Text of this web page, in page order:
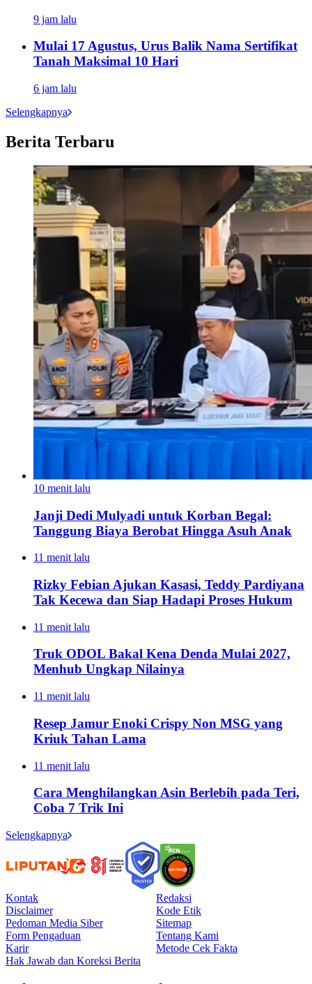
9 jam lalu
Mulai 17 Agustus, Urus Balik Nama Sertifikat
Tanah Maksimal 10 Hari
6 jam lalu
Selengkapnya
Berita Terbaru
10 menit lalu
Janji Dedi Mulyadi untuk Korban Begal:
Tanggung Biaya Berobat Hingga Asuh Anak
11 menit lalu
Rizky Febian Ajukan Kasasi, Teddy Pardiyana
Tak Kecewa dan Siap Hadapi Proses Hukum
11 menit lalu
Truk ODOL Bakal Kena Denda Mulai 2027,
Menhub Ungkap Nilainya
11 menit lalu
Resep Jamur Enoki Crispy Non MSG yang
Kriuk Tahan Lama
11 menit lalu
Cara Menghilangkan Asin Berlebih pada Teri,
Coba 7 Trik Ini
Selengkapnya
Kontak
Redaksi
Disclaimer
Kode Etik
Pedoman Media Siber
Sitemap
Form Pengaduan
Tentang Kami
Karir
Metode Cek Fakta
Hak Jawab dan Koreksi Berita